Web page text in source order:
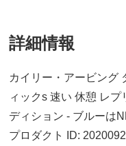
詳細情報
カイリー・アービング
ィックs 速い 休憩 レ
ディション - ブルーは
プロダクト ID: